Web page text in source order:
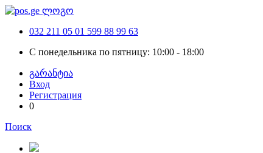
032 211 05 01 599 88 99 63
С понедельника по пятницу: 10:00 - 18:00
გარანტია
Вход
Регистрация
0
Поиск